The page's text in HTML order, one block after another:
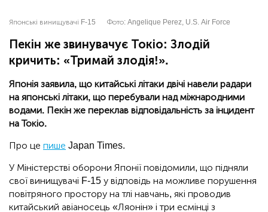
Японські винищувачі F-15 Фото: Angelique Perez, U.S. Air Force
Пекін же звинувачує Токіо: Злодій
кричить: «Тримай злодія!».
Японія заявила, що китайські літаки двічі навели радари
на японські літаки, що перебували над міжнародними
водами. Пекін же переклав відповідальність за інцидент
на Токіо.
Про це пише Japan Times.
У Міністерстві оборони Японії повідомили, що підняли
свої винищувачі F-15 у відповідь на можливе порушення
повітряного простору на тлі навчань, які проводив
китайський авіаносець «Ляонін» і три есмінці з